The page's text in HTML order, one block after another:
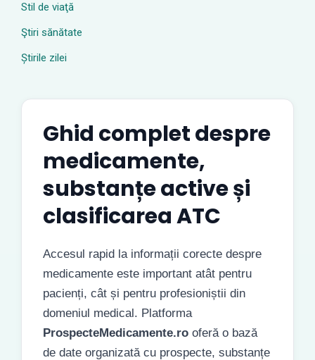
Stil de viaţă
Ştiri sănătate
Știrile zilei
Ghid complet despre
medicamente,
substanțe active și
clasificarea ATC
Accesul rapid la informații corecte despre
medicamente este important atât pentru
pacienți, cât și pentru profesioniștii din
domeniul medical. Platforma
ProspecteMedicamente.ro oferă o bază
de date organizată cu prospecte, substanțe